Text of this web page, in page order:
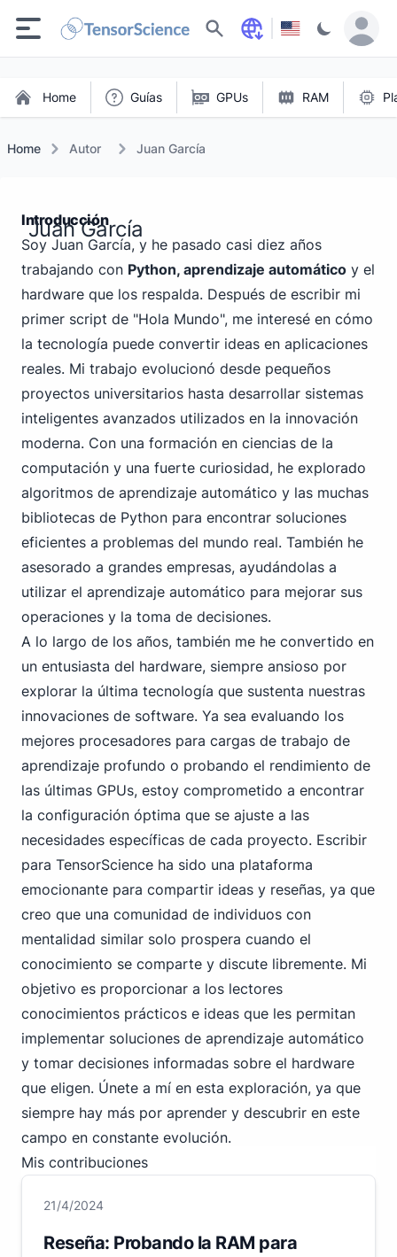
Buscar
Home Guías GPUs RAM
Home Autor Juan García
Introducción
Juan García
Soy Juan García, y he pasado casi diez años
trabajando con Python, aprendizaje automático y el
hardware que los respalda. Después de escribir mi
primer script de "Hola Mundo", me interesé en cómo
la tecnología puede convertir ideas en aplicaciones
reales. Mi trabajo evolucionó desde pequeños
proyectos universitarios hasta desarrollar sistemas
inteligentes avanzados utilizados en la innovación
moderna. Con una formación en ciencias de la
computación y una fuerte curiosidad, he explorado
algoritmos de aprendizaje automático y las muchas
bibliotecas de Python para encontrar soluciones
eficientes a problemas del mundo real. También he
asesorado a grandes empresas, ayudándolas a
utilizar el aprendizaje automático para mejorar sus
operaciones y la toma de decisiones.
A lo largo de los años, también me he convertido en
un entusiasta del hardware, siempre ansioso por
explorar la última tecnología que sustenta nuestras
innovaciones de software. Ya sea evaluando los
mejores procesadores para cargas de trabajo de
aprendizaje profundo o probando el rendimiento de
las últimas GPUs, estoy comprometido a encontrar
la configuración óptima que se ajuste a las
necesidades específicas de cada proyecto. Escribir
para TensorScience ha sido una plataforma
emocionante para compartir ideas y reseñas, ya que
creo que una comunidad de individuos con
mentalidad similar solo prospera cuando el
conocimiento se comparte y discute libremente. Mi
objetivo es proporcionar a los lectores
conocimientos prácticos e ideas que les permitan
implementar soluciones de aprendizaje automático
y tomar decisiones informadas sobre el hardware
que eligen. Únete a mí en esta exploración, ya que
siempre hay más por aprender y descubrir en este
campo en constante evolución.
Mis contribuciones
21/4/2024
Reseña: Probando la RAM para